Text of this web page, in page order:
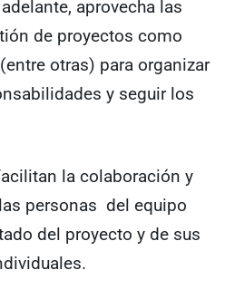
aprovecha las
de proyectos como
otras) para organizar
y seguir los
la colaboración y
personas del equipo
del proyecto y de sus